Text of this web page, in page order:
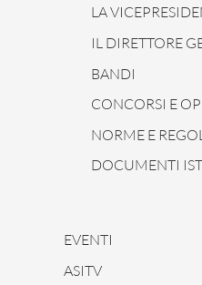
LA
IL DIRETTORE
BANDI
CONCORSI E
NORME E
DOCUMENTI
EVENTI
ASITV